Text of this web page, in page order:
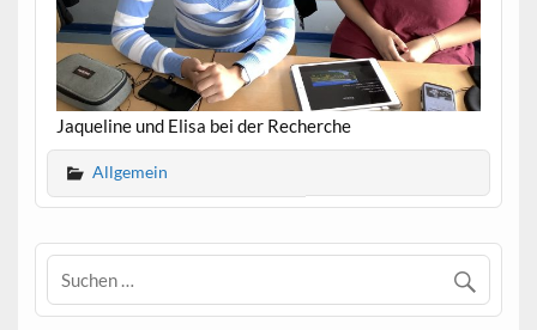
Jaqueline und Elisa bei der Recherche
Allgemein